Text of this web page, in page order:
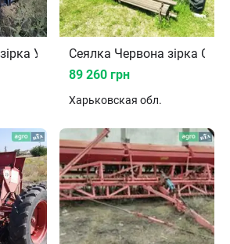
УПС 8-02 2008
Сеялка Червона зірка СЗ-
89 260 грн
Харьковская обл.